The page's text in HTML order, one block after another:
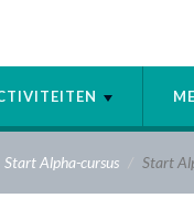
Start Alpha-cursus Start